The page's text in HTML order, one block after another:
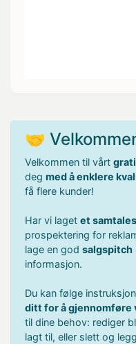
🤝
Velkommen til vårt
deg med å enklere
få flere kunder!
Har vi laget et
prospektering for
lage en god salgspitch
informasjon.
Du kan følge
ditt for å gjennomføre
til dine behov: rediger
lagt til, eller slett og